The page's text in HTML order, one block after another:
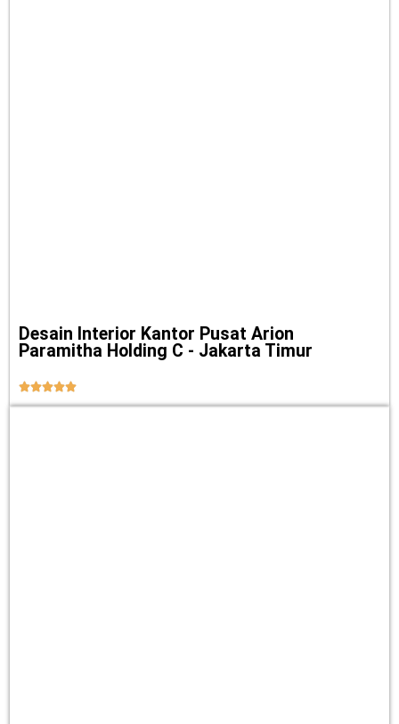
Desain Interior Kantor Pusat Arion
Paramitha Holding C - Jakarta Timur
